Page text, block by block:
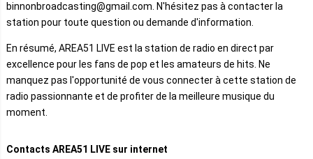
binnonbroadcasting@gmail.com. N'hésitez pas à contacter la
station pour toute question ou demande d'information.
En résumé, AREA51 LIVE est la station de radio en direct par
excellence pour les fans de pop et les amateurs de hits. Ne
manquez pas l'opportunité de vous connecter à cette station de
radio passionnante et de profiter de la meilleure musique du
moment.
Contacts AREA51 LIVE sur internet